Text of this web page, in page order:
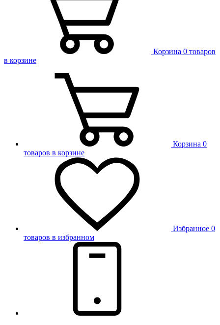
Корзина 0 товаров
в корзине
Корзина 0
товаров в корзине
Избранное 0
товаров в избранном